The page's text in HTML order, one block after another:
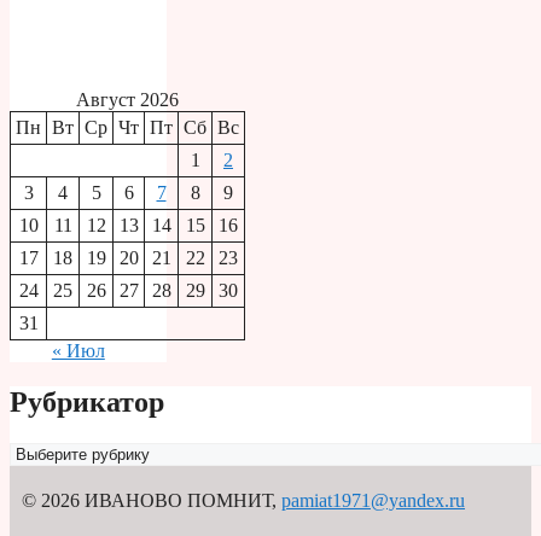
Август 2026
Пн Вт Ср Чт Пт Сб Вс
1
2
3
4 5 6 7 8
9
10
11 12 13 14 15
16
17
18 19 20 21 22
23
24
25 26 27 28 29
30
31
« Июл
Рубрикатор
Рубрикатор
© 2026 ИВАНОВО ПОМНИТ, pamiat1971@yandex.ru